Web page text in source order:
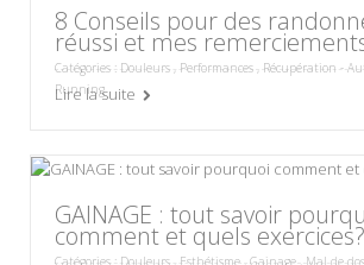
8 Conseils pour des
réussi et mes
Catégories : Douleurs , Performances,Récupération -
Running
Lire la suite
GAINAGE : tout savoir
comment et quels exercices?